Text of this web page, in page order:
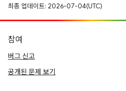
최종 업데이트: 2026-07-04(UTC)
참여
버그 신고
공개된 문제 보기